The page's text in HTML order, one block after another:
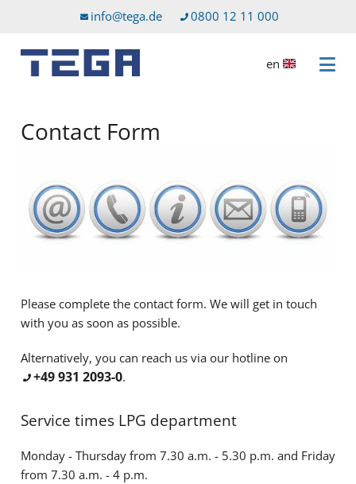
to main content
to service menuinfo@tega.de 0800 12 11 000
Open
en
Contact Form
Please complete the contact form. We will get in touch
with you as soon as possible.
Alternatively, you can reach us via our hotline on
+49 931 2093-0.
Service times LPG department
Monday - Thursday from 7.30 a.m. - 5.30 p.m. and Friday
from 7.30 a.m. - 4 p.m.